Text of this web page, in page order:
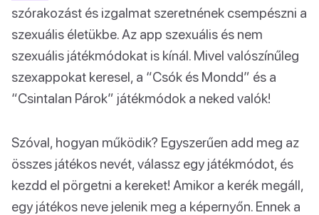
szórakozást és izgalmat szeretnének csempészni a
szexuális életükbe. Az app szexuális és nem
szexuális játékmódokat is kínál. Mivel valószínűleg
szexappokat keresel, a “Csók és Mondd” és a
“Csintalan Párok” játékmódok a neked valók!
Szóval, hogyan működik? Egyszerűen add meg az
összes játékos nevét, válassz egy játékmódot, és
kezdd el pörgetni a kereket! Amikor a kerék megáll,
egy játékos neve jelenik meg a képernyőn. Ennek a